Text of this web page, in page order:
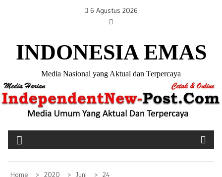
i
o
6 Agustus 2026
INDONESIA EMAS
Media Nasional yang Aktual dan Terpercaya
Home 2020 Juni
24